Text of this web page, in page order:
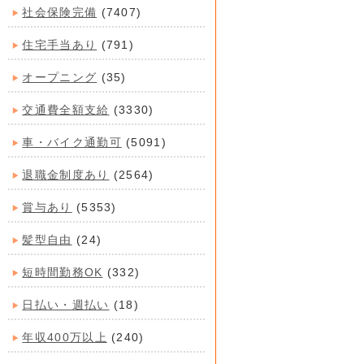
社会保険完備 (7407)
住宅手当あり (791)
オープニング (35)
交通費全額支給 (3330)
車・バイク通勤可 (5091)
退職金制度あり (2564)
賞与あり (5353)
髪型自由 (24)
短時間勤務OK (332)
日払い・週払い (18)
年収400万以上 (240)